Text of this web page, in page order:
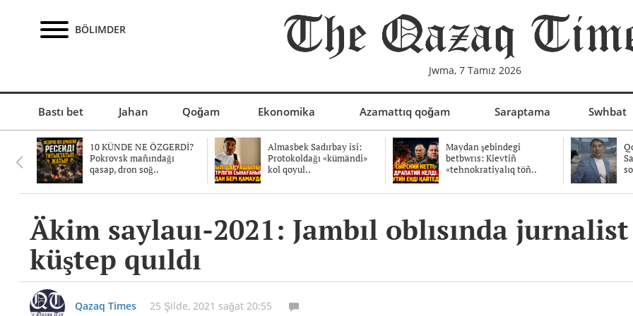
BÖLIMDER
Jwma, 7 Tamız 2026
Bastı bet Jahan Qoğam Ekonomika Azamattıq qoğam Saraptama Swhbat
10 KÜNDE NE ÖZGERDİ?
Pokrovsk mañındağı
qasap, dron soğ..
Almasbek Sadırbay isi:
Protokoldağı «kümändi»
kol qoyul..
Maydan şebindegi
betbwrıs: Kievtiñ
«tehnokratiyalıq töñ..
Äkim saylauı-2021: Jambıl oblısında
küştep quıldı
Qazaq Times 25 Şilde, 2021 sağat 20:55